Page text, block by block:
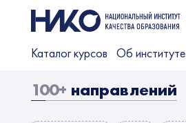
Каталог курсов Об институте
100+ направлений